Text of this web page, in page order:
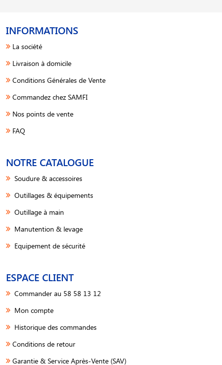
INFORMATIONS
La société
Livraison à domicile
Conditions Générales de Vente
Commandez chez SAMFI
Nos points de vente
FAQ
NOTRE CATALOGUE
Soudure & accessoires
Outillages & équipements
Outillage à main
Manutention & levage
Equipement de sécurité
ESPACE CLIENT
Commander au 58 58 13 12
Mon compte
Historique des commandes
Conditions de retour
Garantie & Service Après-Vente (SAV)